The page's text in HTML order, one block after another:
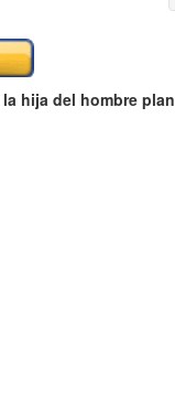
hija del hombre